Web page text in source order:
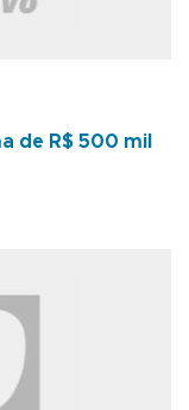
de R$ 500 mil